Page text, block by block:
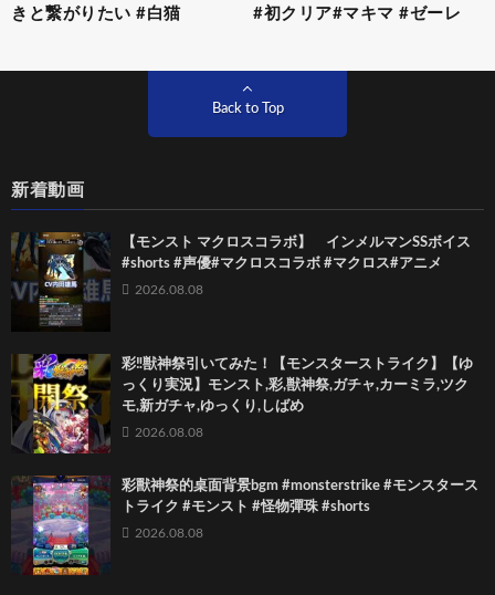
きと繋がりたい #白猫
#初クリア#マキマ #ゼーレ
Back to Top
新着動画
【モンスト マクロスコラボ】 インメルマンSSボイス
#shorts #声優#マクロスコラボ #マクロス#アニメ
2026.08.08
彩‼獣神祭引いてみた！【モンスターストライク】【ゆ
っくり実況】モンスト,彩,獣神祭,ガチャ,カーミラ,ツク
モ,新ガチャ,ゆっくり,しばめ
2026.08.08
彩獸神祭的桌面背景bgm #monsterstrike #モンスタース
トライク #モンスト #怪物彈珠 #shorts
2026.08.08